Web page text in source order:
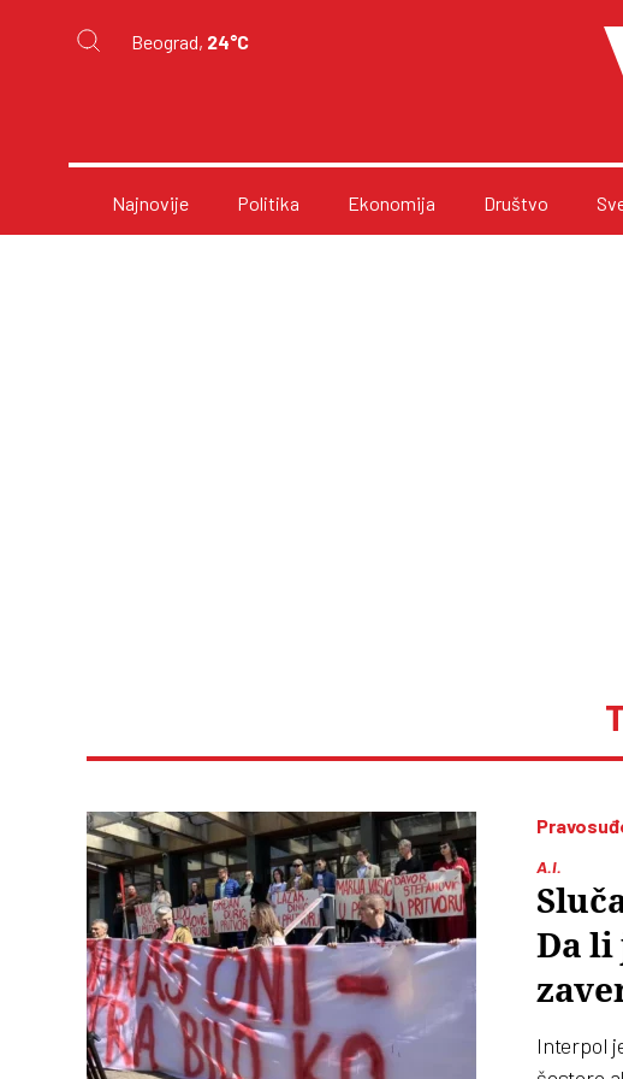
Beograd, 24°C
Najnovije Politika Ekonomija Društvo
A.I.
Da li
Interpol